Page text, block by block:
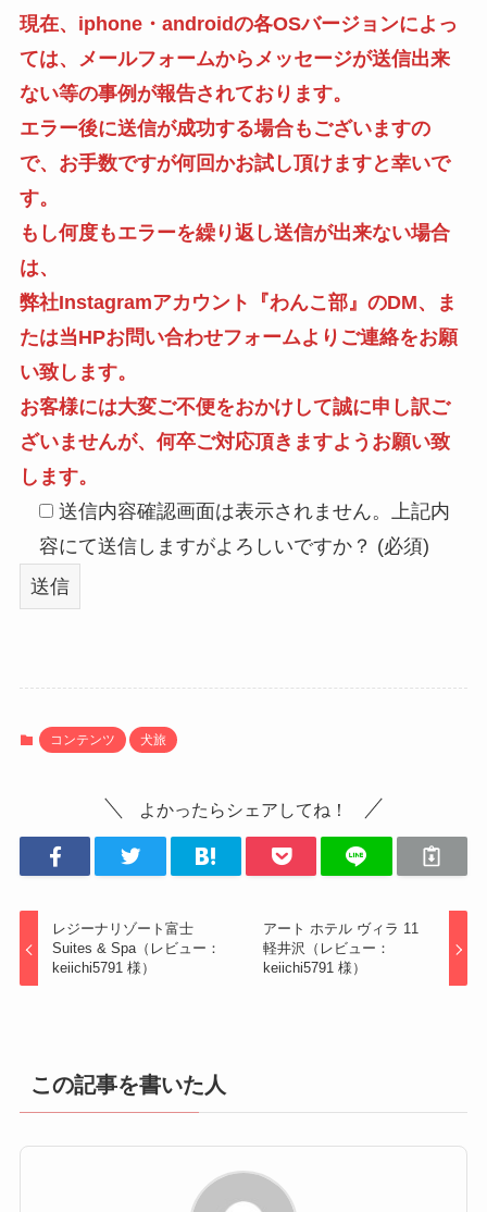
現在、iphone・androidの各OSバージョンによっ
ては、メールフォームからメッセージが送信出来
ない等の事例が報告されております。
エラー後に送信が成功する場合もございますの
で、お手数ですが何回かお試し頂けますと幸いで
す。
もし何度もエラーを繰り返し送信が出来ない場合
は、
弊社Instagramアカウント『わんこ部』のDM、ま
たは当HPお問い合わせフォームよりご連絡をお願
い致します。
お客様には大変ご不便をおかけして誠に申し訳ご
ざいませんが、何卒ご対応頂きますようお願い致
します。
送信内容確認画面は表示されません。上記内
容にて送信しますがよろしいですか？ (必須)
コンテンツ 犬旅
よかったらシェアしてね！
レジーナリゾート富士
Suites & Spa（レビュー：
keiichi5791 様）
アート ホテル ヴィラ 11
軽井沢（レビュー：
keiichi5791 様）
この記事を書いた人